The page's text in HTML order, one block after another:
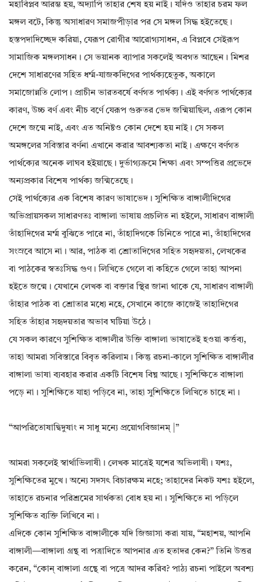
মহাবিপ্লব আরম্ভ হয়, অদ্যাপি তাহার শেষ হয় নাই। যদিও তাহার চরম ফল
মঙ্গল বটে, কিন্তু অসাধারণ সমাজপীড়ার পর সে মঙ্গল সিদ্ধ হইতেছে।
হস্তপদাদিচ্ছেদ করিয়া, যেরূপ রোগীর আরোগ্যসাধন, এ বিপ্লবে সেইরূপ
সামাজিক মঙ্গলসাধন। সে ভয়ানক ব্যাপার সকলেই অবগত আছেন। মিশর
দেশে সাধারণের সহিত ধর্ম্ম-যাজকদিগের পার্থক্যহেতুক, অকালে
সমাজোন্নতি লোপ। প্রাচীন ভারতবর্ষে বর্ণগত পার্থক্য। এই বর্ণগত পার্থক্যের
কারণ, উচ্চ বর্ণ এবং নীচ বর্ণে যেরূপ গুরুতর ভেদ জন্মিয়াছিল, এরূপ কোন
দেশে জন্মে নাই, এবং এত অনিষ্টও কোন দেশে হয় নাই। সে সকল
অমঙ্গলের সবিস্তার বর্ণনা এখানে করার আবশ্যকতা নাই। এক্ষণে বর্ণগত
পার্থক্যের অনেক লাঘব হইয়াছে। দুর্ভাগ্যক্রমে শিক্ষা এবং সম্পত্তির প্রভেদে
অন্যপ্রকার বিশেষ পার্থক্য জন্মিতেছে।
সেই পার্থক্যের এক বিশেষ কারণ ভাষাভেদ। সুশিক্ষিত বাঙ্গালীদিগের
অভিপ্রায়সকল সাধারণতঃ বাঙ্গালা ভাষায় প্রচলিত না হইলে, সাধারণ বাঙ্গালী
তাঁহাদিগের মর্ম্ম বুঝিতে পারে না, তাঁহাদিগকে চিনিতে পারে না, তাঁহাদিগের
সংস্রবে আসে না। আর, পাঠক বা শ্রোতাদিগের সহিত সহৃদয়তা, লেখকের
বা পাঠকের স্বতঃসিদ্ধ গুণ। লিখিতে গেলে বা কহিতে গেলে তাহা আপনা
হইতে জন্মে। যেখানে লেখক বা বক্তার স্থির জানা থাকে যে, সাধারণ বাঙ্গালী
তাঁহার পাঠক বা শ্রোতার মধ্যে নহে, সেখানে কাজে কাজেই তাহাদিগের
সহিত তাঁহার সহৃদয়তার অভাব ঘটিয়া উঠে।
যে সকল কারণে সুশিক্ষিত বাঙ্গালীর উক্তি বাঙ্গালা ভাষাতেই হওয়া কর্ত্তব্য,
তাহা আমরা সবিস্তারে বিবৃত করিলাম। কিন্তু রচনা-কালে সুশিক্ষিত বাঙ্গালীর
বাঙ্গালা ভাষা ব্যবহার করার একটি বিশেষ বিঘ্ন আছে। সুশিক্ষিতে বাঙ্গালা
পড়ে না। সুশিক্ষিতে যাহা পড়িবে না, তাহা সুশিক্ষিতে লিখিতে চাহে না।
“আপরিতোষাদ্বিদুষাং ন সাধু মন্যে প্রয়োগবিজ্ঞানম্ |”
আমরা সকলেই স্বার্থাভিলাষী। লেখক মাত্রেই যশের অভিলাষী। যশঃ,
সুশিক্ষিতের মুখে। অন্যে সদসৎ বিচারক্ষম নহে; তাহাদের নিকট যশঃ হইলে,
তাহাতে রচনার পরিশ্রমের সার্থকতা বোধ হয় না। সুশিক্ষিতে না পড়িলে
সুশিক্ষিত ব্যক্তি লিখিবে না।
এদিকে কোন সুশিক্ষিত বাঙ্গালীকে যদি জিজ্ঞাসা করা যায়, “মহাশয়, আপনি
বাঙ্গালী—বাঙ্গালা গ্রন্থ বা পত্রাদিতে আপনার এত হতাদর কেন?” তিনি উত্তর
করেন, “কোন্ বাঙ্গালা গ্রন্থে বা পত্রে আদর করিব? পাঠ্য রচনা পাইলে অবশ্য